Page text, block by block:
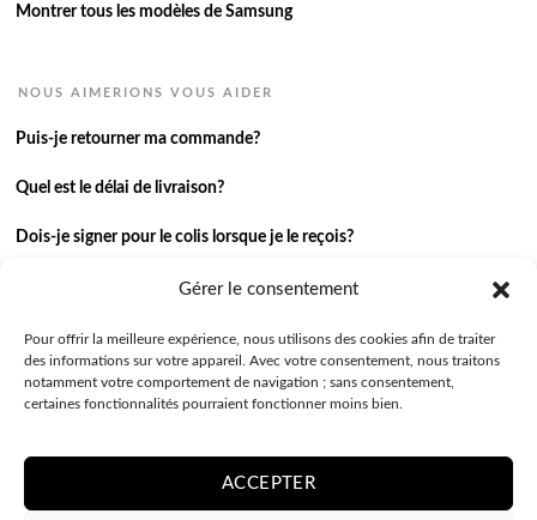
Gérer le consentement
Pour offrir la meilleure expérience, nous utilisons des cookies afin de traiter
des informations sur votre appareil. Avec votre consentement, nous traitons
notamment votre comportement de navigation ; sans consentement,
certaines fonctionnalités pourraient fonctionner moins bien.
ACCEPTER
Montrer tous les modèles de Samsung
NOUS AIMERIONS VOUS AIDER
Puis-je retourner ma commande?
Quel est le délai de livraison?
Dois-je signer pour le colis lorsque je le reçois?
Je n’ai pas reçu ma commande.
J’ai une autre question.
Contactez-nous